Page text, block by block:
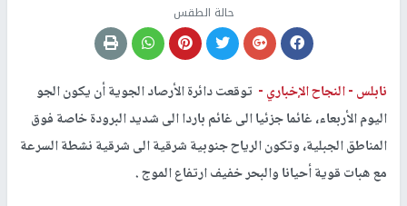
حالة الطقس
نابلس -النجاح الإخباري - توقعت دائرة الأرصاد الجوية أن يكون الجو
اليوم الأربعاء، غائما جزئيا الى غائم باردا الى شديد البرودة خاصة فوق
المناطق الجبلية، وتكون الرياح جنوبية شرقية الى شرقية نشطة السرعة
مع هبات قوية أحيانا والبحر خفيف ارتفاع الموج .